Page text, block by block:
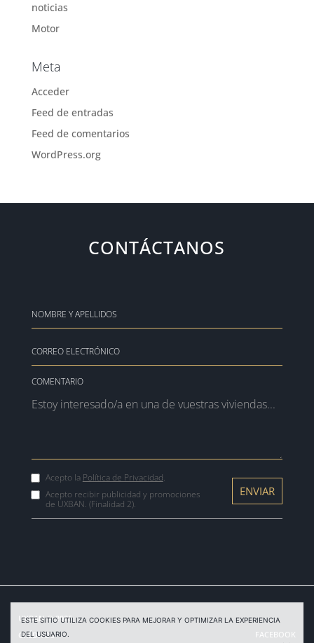
noticias
Motor
Meta
Acceder
Feed de entradas
Feed de comentarios
WordPress.org
CONTÁCTANOS
COMENTARIO
Acepto la Política de Privacidad.
Acepto recibir publicidad y promociones
de UXBAN. (Finalidad 2).
FACEBOOK
UXBAN © 2026
CRÉDITOS
ESTE SITIO UTILIZA COOKIES PARA MEJORAR Y OPTIMIZAR LA EXPERIENCIA
DEL USUARIO.